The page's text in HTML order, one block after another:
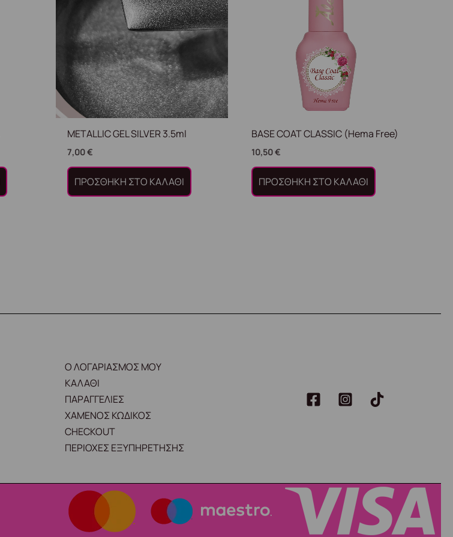
METALLIC GEL SILVER 3.5ml
7,00€
ΠΡΟΣΘΉΚΗ ΣΤΟ ΚΑΛΆΘΙ
BASE COAT CLASSIC (Hema Free)
10,50€
ΠΡΟΣΘΉΚΗ ΣΤΟ ΚΑΛΆΘΙ
Ο ΛΟΓΑΡΙΑΣΜΟΣ ΜΟΥ
ΚΑΛΑΘΙ
ΠΑΡΑΓΓΕΛΙΕΣ
ΧΑΜΕΝΟΣ ΚΩΔΙΚΟΣ
CHECKOUT
ΠΕΡΙΟΧΕΣ ΕΞΥΠΗΡΕΤΗΣΗΣ